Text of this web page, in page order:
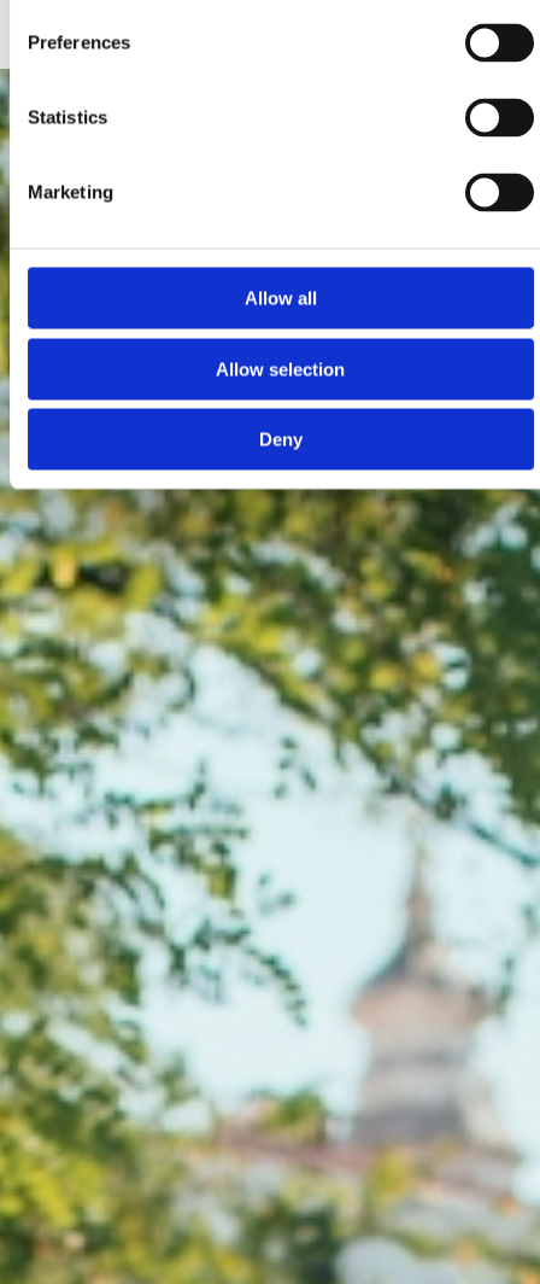
Preferences
Statistics
Marketing
Allow all
Allow selection
Deny